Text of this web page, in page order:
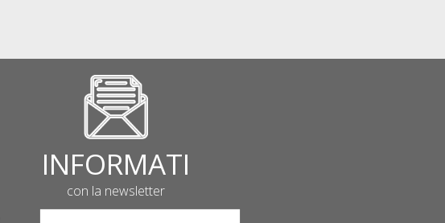
INFORMATI
con la newsletter